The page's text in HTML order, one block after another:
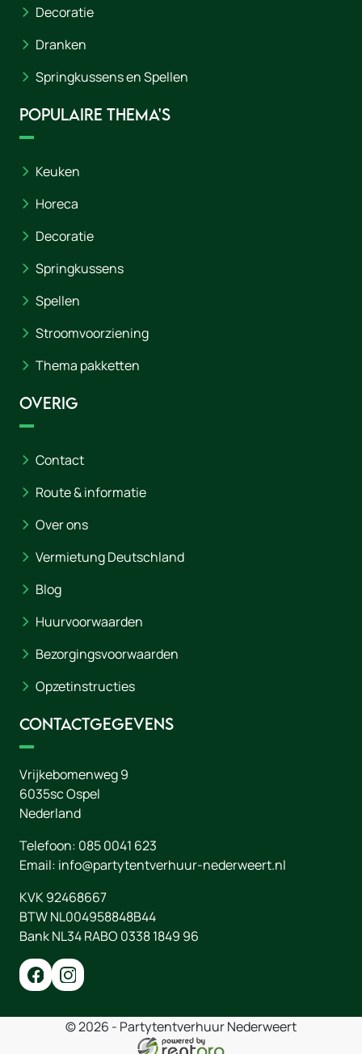
Decoratie
Dranken
Springkussens en Spellen
Populaire thema's
Keuken
Horeca
Decoratie
Springkussens
Spellen
Stroomvoorziening
Thema pakketten
Overig
Contact
Route & informatie
Over ons
Vermietung Deutschland
Blog
Huurvoorwaarden
Bezorgingsvoorwaarden
Opzetinstructies
Contactgegevens
Vrijkebomenweg 9
6035scOspel
Nederland
Telefoon: 085 0041 623
Email: info@partytentverhuur-nederweert.nl
KVK 92468667
BTW NL004958848B44
Bank NL34 RABO 0338 1849 96
© 2026 - Partytentverhuur Nederweert